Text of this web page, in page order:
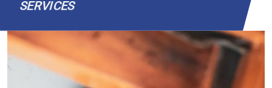
SERVICES